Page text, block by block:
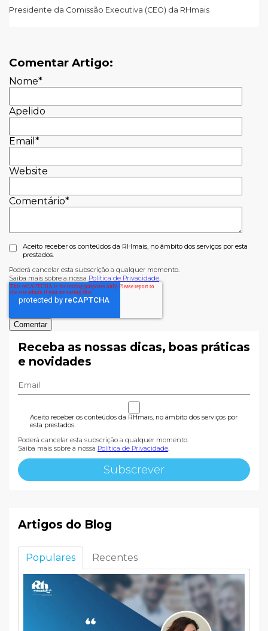
Presidente da Comissão Executiva (CEO) da RHmais
Comentar Artigo:
Nome*
Apelido
Email *
Website
Comentário*
Aceito receber os conteúdos da RHmais, no âmbito dos serviços por esta
prestados.
Poderá cancelar esta subscrição a qualquer momento.
Saiba mais sobre a nossa Política de Privacidade.
Receba as nossas dicas, boas práticas
e novidades
Aceito receber os conteúdos da RHmais, no âmbito dos serviços por
esta prestados.
Poderá cancelar esta subscrição a qualquer momento.
Saiba mais sobre a nossa Política de Privacidade.
Artigos do Blog
Populares Recentes